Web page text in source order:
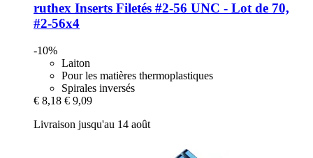
ruthex Inserts Filetés #2-​56 UNC -​ Lot de 70,
#2-​56x4
-10%
Laiton
Pour les matières thermoplastiques
Spirales inversés
€ 8,18 € 9,09
Livraison jusqu'au 14 août